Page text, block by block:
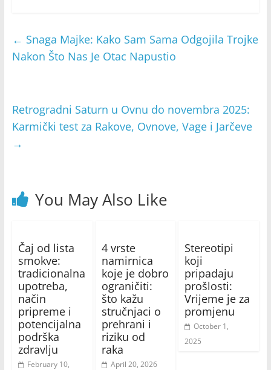
← Snaga Majke: Kako Sam Sama Odgojila Trojke
Nakon Što Nas Je Otac Napustio
Retrogradni Saturn u Ovnu do novembra 2025:
Karmički test za Rakove, Ovnove, Vage i Jarčeve
→
You May Also Like
Čaj od lista
smokve:
tradicionalna
upotreba,
način
pripreme i
potencijalna
podrška
zdravlju
February 10,
4 vrste
namirnica
koje je dobro
ograničiti:
što kažu
stručnjaci o
prehrani i
riziku od
raka
April 20, 2026
Stereotipi
koji
pripadaju
prošlosti:
Vrijeme je za
promjenu
October 1,
2025